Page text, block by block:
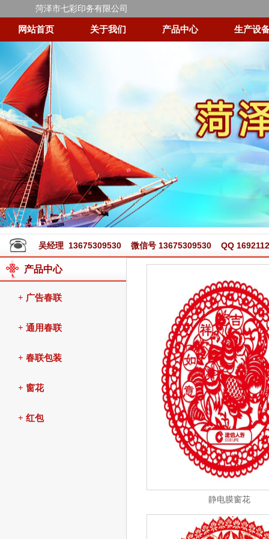
菏泽市七彩印务有限公司
网站首页 关于我们 产品中心 生产设
吴经理 13675309530 微信号 13675309530 QQ
产品中心
+ 广告春联
+ 通用春联
+ 春联包装
+ 窗花
+ 红包
静电膜窗花